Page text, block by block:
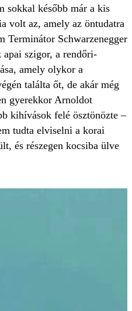
sokkal később már a kis
volt az, amely az öntudatra
Terminátor Schwarzenegger
szigor, a rendőri-
amely olykor a
találta őt, de akár még
gyerekkor Arnoldot
kihívások felé ösztönözte –
tudta elviselni a korai
és részegen kocsiba ülve